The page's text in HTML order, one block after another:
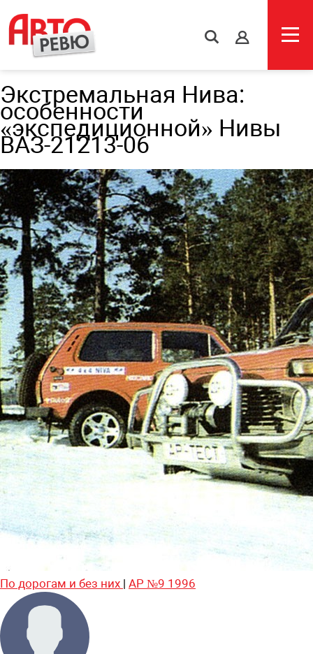
s
Экстремальная Нива:
особенности
«экспедиционной» Нивы
ВАЗ-21213-06
По дорогам и без них | АР №9 1996